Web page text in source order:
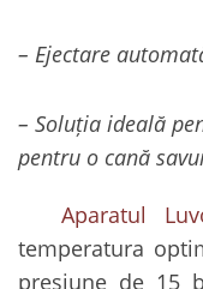
– Ejectare
– Soluția ideală
pentru o cană
Aparatul
temperatura
presiune de 15